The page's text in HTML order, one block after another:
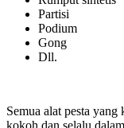
Partisi
Podium
Gong
Dll.
Semua alat pesta
kokoh dan selalu